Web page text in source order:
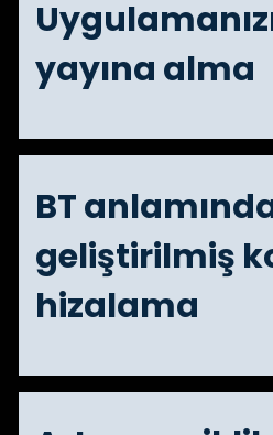
yayına alma
BT
geliştirilmiş
hizalama